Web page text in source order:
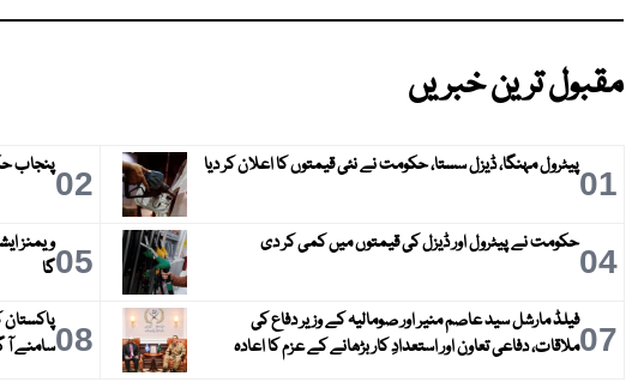
مقبول ترین خبریں
01پیٹرول مہنگا، ڈیزل سستا، حکومت نے نئی قیمتوں کا اعلان کر دیا 02پنجاب
04حکومت نے پیٹرول اور ڈیزل کی قیمتوں میں کمی کر دی 05گا
07فیلڈ مارشل سید عاصم منیر اور صومالیہ کے وزیر دفاع کی
ملاقات، دفاعی تعاون اور استعدادِ کار بڑھانے کے عزم کا اعادہ
08سامنے آ